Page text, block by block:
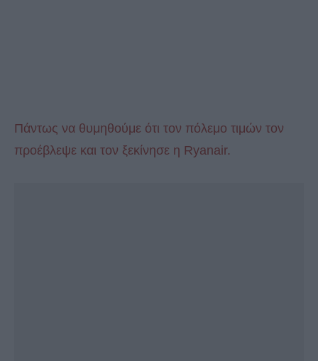
Πάντως να θυμηθούμε ότι τον πόλεμο τιμών τον
προέβλεψε και τον ξεκίνησε η Ryanair.